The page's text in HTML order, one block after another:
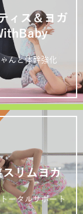
ィス＆ヨガ
んと体幹強化
スリムヨガ
ータルサポート